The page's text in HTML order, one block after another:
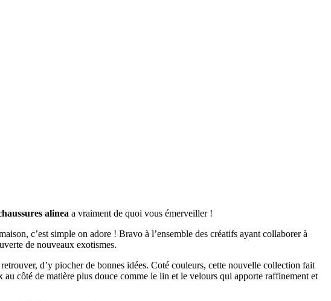
alinea a vraiment de quoi vous émerveiller !
c’est simple on adore ! Bravo à l’ensemble des créatifs ayant collaborer à
de nouveaux exotismes.
d’y piocher de bonnes idées. Coté couleurs, cette nouvelle collection fait
côté de matière plus douce comme le lin et le velours qui apporte raffinement et